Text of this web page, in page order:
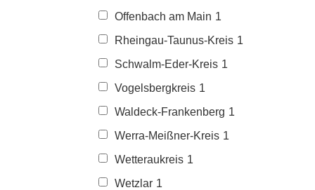
Offenbach am Main 1
Rheingau-Taunus-Kreis 1
Schwalm-Eder-Kreis 1
Vogelsbergkreis 1
Waldeck-Frankenberg 1
Werra-Meißner-Kreis 1
Wetteraukreis 1
Wetzlar 1